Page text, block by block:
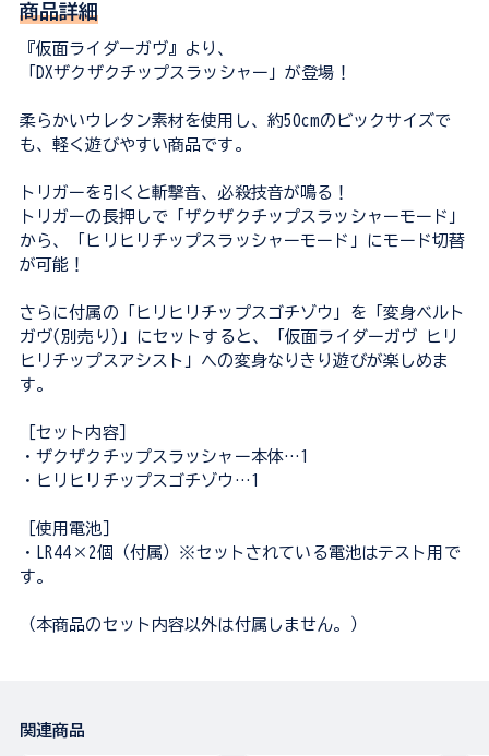
商品詳細
『仮面ライダーガヴ』より、
「DXザクザクチップスラッシャー」が登場！
柔らかいウレタン素材を使用し、約50cmのビックサイズで
も、軽く遊びやすい商品です。
トリガーを引くと斬撃音、必殺技音が鳴る！
トリガーの長押しで「ザクザクチップスラッシャーモード」
から、「ヒリヒリチップスラッシャーモード」にモード切替
が可能！
さらに付属の「ヒリヒリチップスゴチゾウ」を「変身ベルト
ガヴ(別売り)」にセットすると、「仮面ライダーガヴ ヒリ
ヒリチップスアシスト」への変身なりきり遊びが楽しめま
す。
［セット内容］
・ザクザクチップスラッシャー本体…1
・ヒリヒリチップスゴチゾウ…1
［使用電池］
・LR44×2個（付属）※セットされている電池はテスト用で
す。
（本商品のセット内容以外は付属しません。）
関連商品